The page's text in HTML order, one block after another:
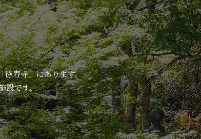
徳寿寺」にあります。
設です。